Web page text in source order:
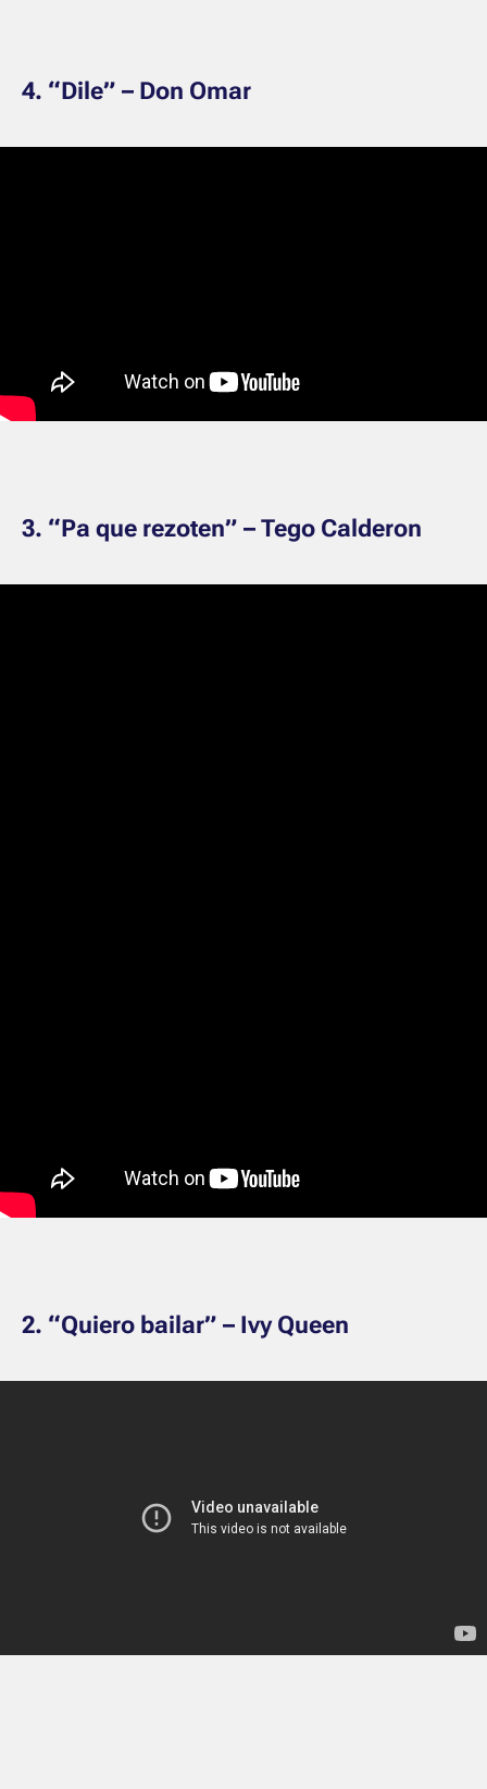
4. “Dile” – Don Omar
3. “Pa que rezoten” – Tego Calderon
2. “Quiero bailar” – Ivy Queen